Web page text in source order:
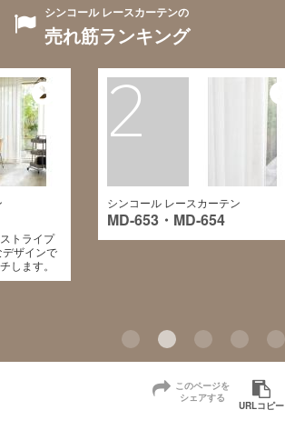
シンコール レースカーテンの
売れ筋ランキング
トライプ
ザインで
します。
2
シンコール レースカーテン
MD-653・MD-654
このページを
シェアする
URLコピー